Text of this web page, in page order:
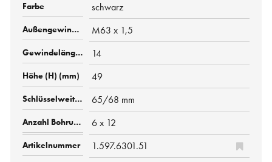
schwarz
M63 x 1,5
14
49
65/68 mm
6 x 12
1.597.6301.51